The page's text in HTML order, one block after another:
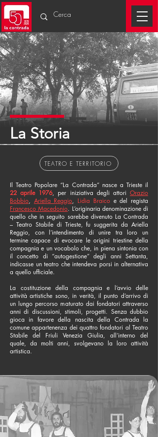
La Storia
TEATRO E TERRITORIO
Il Teatro Popolare “La Contrada” nasce a Trieste il
22 aprile 1976, per iniziativa degli attoriOrazio
Bobbio, Ariella Reggio, Lidia Braicoe del regista
Francesco Macedonio. L’originaria denominazione di
quello che in seguito sarebbe divenuto La Contrada
– Teatro Stabile di Trieste, fu suggerita da Ariella
Reggio, con l’intendimento di unire tra loro un
termine capace di evocare le origini triestine della
compagnia e un vocabolo che, in piena sintonia con
il concetto di “autogestione” degli anni Settanta,
indicasse un teatro che intendeva porsi in alternativa
a quello ufficiale.
La costituzione della compagnia e l’avvio delle
attività artistiche sono, in verità, il punto d’arrivo di
un lungo percorso maturato dai fondatori attraverso
anni di discussioni, stimoli, progetti. Senza dubbio
gioca in favore della nascita della Contrada la
comune appartenenza dei quattro fondatori al Teatro
Stabile del Friuli Venezia Giulia, all’interno del
quale, da molti anni, svolgevano la loro attività
artistica.